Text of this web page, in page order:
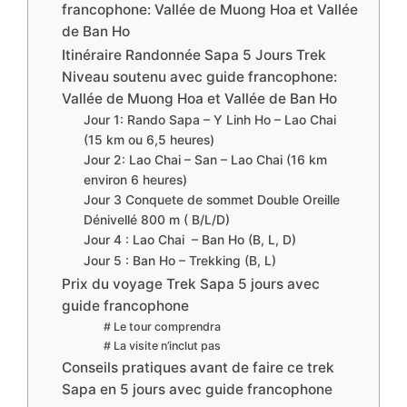
francophone: Vallée de Muong Hoa et Vallée
de Ban Ho
Itinéraire Randonnée Sapa 5 Jours Trek
Niveau soutenu avec guide francophone:
Vallée de Muong Hoa et Vallée de Ban Ho
Jour 1: Rando Sapa – Y Linh Ho – Lao Chai
(15 km ou 6,5 heures)
Jour 2: Lao Chai – San – Lao Chai (16 km
environ 6 heures)
Jour 3 Conquete de sommet Double Oreille
Dénivellé 800 m ( B/L/D)
Jour 4 : Lao Chai – Ban Ho (B, L, D)
Jour 5 : Ban Ho – Trekking (B, L)
Prix du voyage Trek Sapa 5 jours avec
guide francophone
# Le tour comprendra
# La visite n’inclut pas
Conseils pratiques avant de faire ce trek
Sapa en 5 jours avec guide francophone